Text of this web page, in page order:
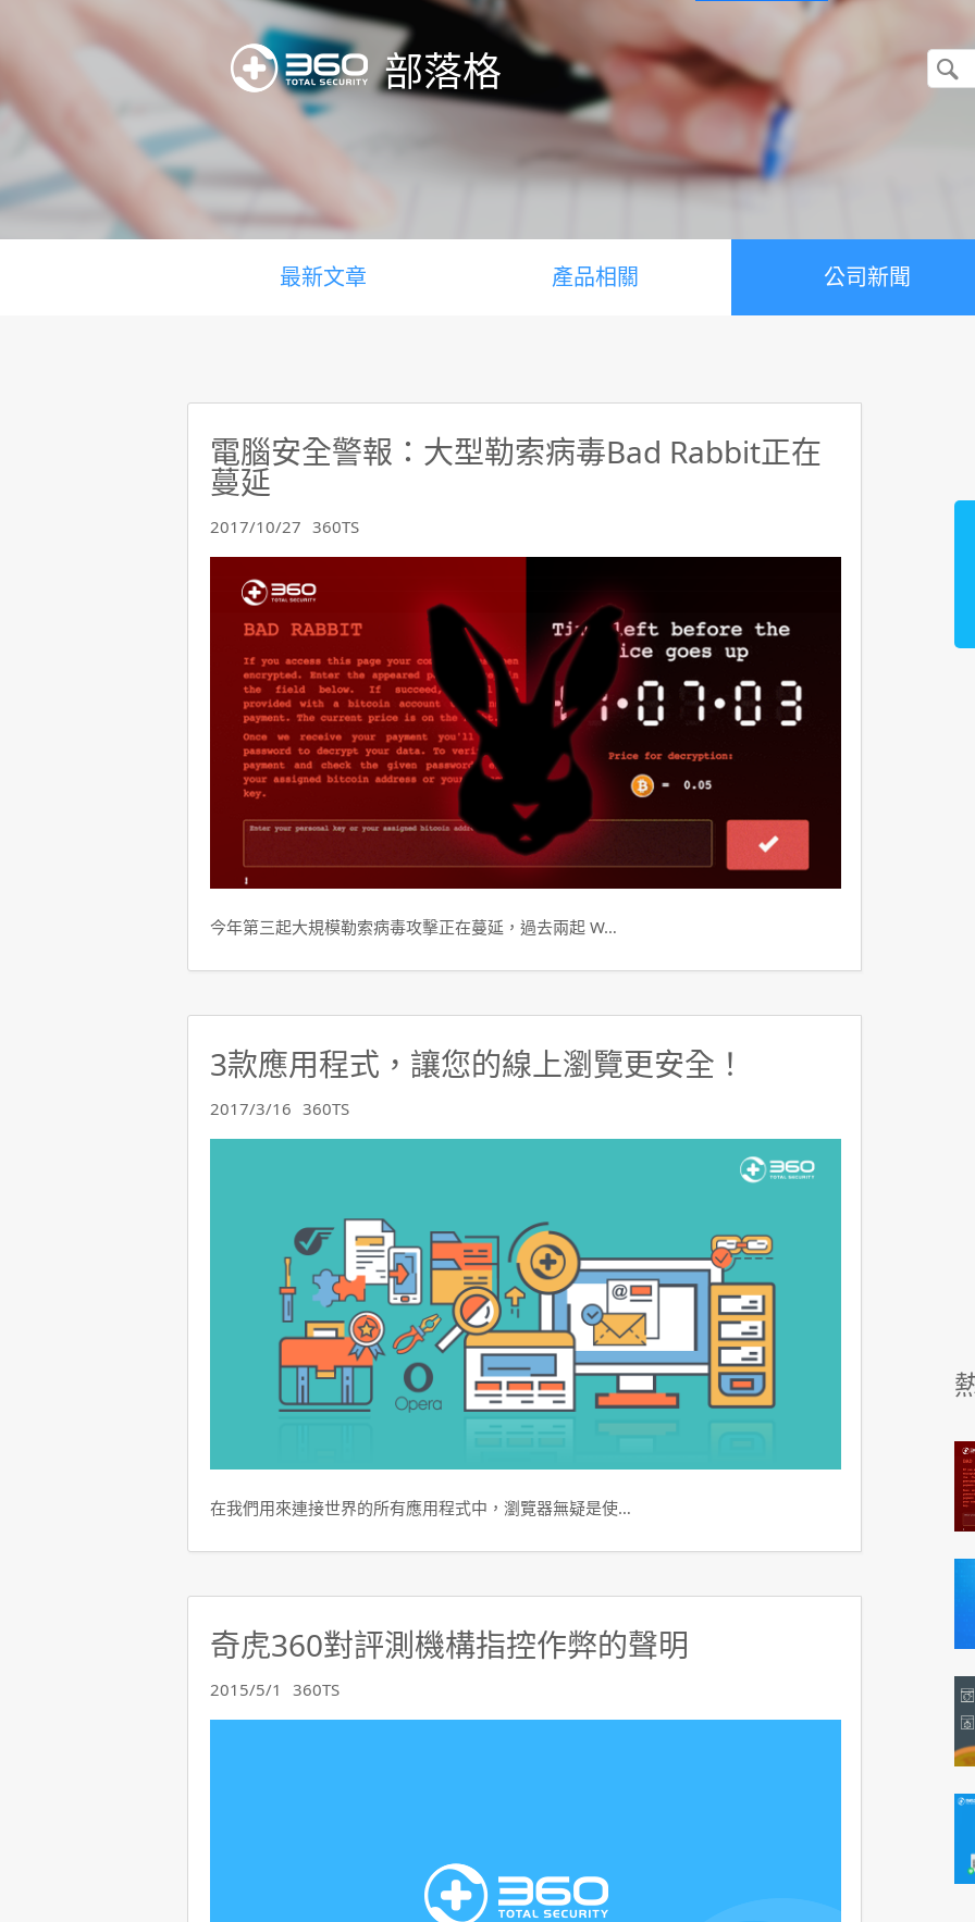
部落格
最新文章 產品相關 公司新聞
電腦安全警報：大型勒索病毒Bad Rabbit正在
蔓延
2017/10/27 360TS
今年第三起大規模勒索病毒攻擊正在蔓延，過去兩起 W…
3款應用程式，讓您的線上瀏覽更安全！
2017/3/16 360TS
在我們用來連接世界的所有應用程式中，瀏覽器無疑是使…
奇虎360對評測機構指控作弊的聲明
2015/5/1 360TS